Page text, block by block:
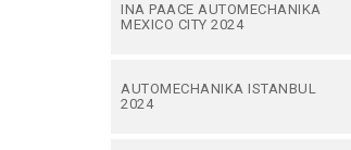
INA PAACE AUTOMECHANIKA
MEXICO CITY 2024
AUTOMECHANIKA ISTANBUL
2024